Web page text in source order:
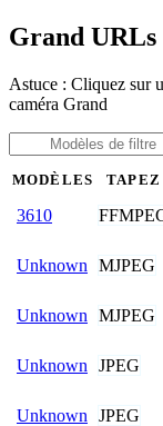
Grand URLs
Astuce : Cliquez sur
caméra Grand
MODÈLES TAPEZ
3610
Unknown MJPEG
Unknown MJPEG
Unknown JPEG
Unknown JPEG